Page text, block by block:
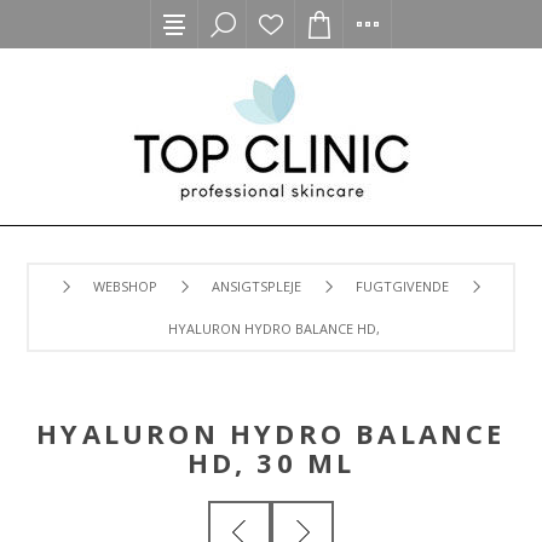
WEBSHOP ANSIGTSPLEJE FUGTGIVENDE
HYALURON HYDRO BALANCE HD, 30 ML
HYALURON HYDRO BALANCE
HD, 30 ML